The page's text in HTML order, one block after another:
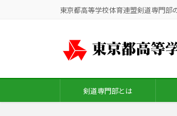
東京都高等学校体育連盟剣道専門部
剣道専門部とは